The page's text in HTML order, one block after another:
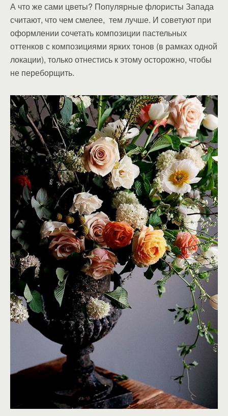
А что же сами цветы? Популярные флористы Запада
считают, что чем смелее, тем лучше. И советуют при
оформлении сочетать композиции пастельных
оттенков с композициями ярких тонов (в рамках одной
локации), только отнестись к этому осторожно, чтобы
не переборщить.